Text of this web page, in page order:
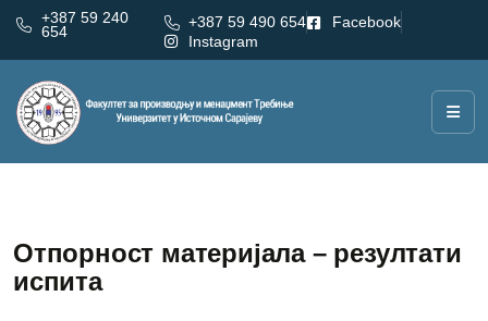
+387 59 240
654
+387 59 490 654
Facebook
Instagram
Отпорност материјала – резултати
испита